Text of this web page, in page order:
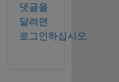
댓글을
달려면
로그인하십시오.